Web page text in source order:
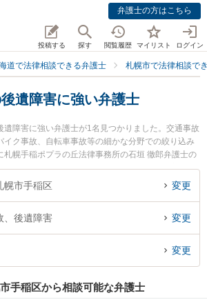
弁護士の方はこちら
投稿する 探す 閲覧履歴 マイリスト ログイン
道で法律相談できる弁護士 札幌市で法律相談で
遺障害に強い弁護士
遺障害に強い弁護士が1名見つかりました。交通事故
イク事故、自転車事故等の細かな分野での絞り込み
札幌手稲ポプラの丘法律事務所の石垣 徹郎弁護士の
費用、強みなどが注目されています。『札幌市手稲
後遺障害のトラブルを今すぐに弁護士に相談した
者さんにおすすめです。
幌市手稲区 変更
、後遺障害 変更
変更
手稲区から相談可能な弁護士